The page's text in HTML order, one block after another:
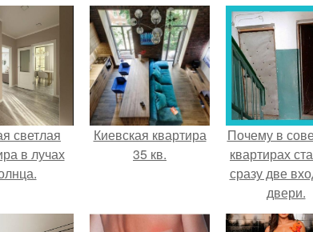
светлая
в лучах
Киевская квартира
35 кв.
Почему в
квартирах
сразу две
двери.